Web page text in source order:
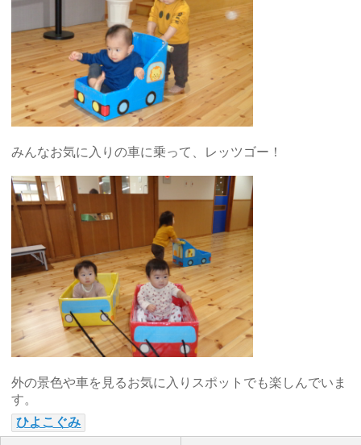
みんなお気に入りの車に乗って、レッツゴー！
外の景色や車を見るお気に入りスポットでも楽しんでいま
す。
ひよこぐみ